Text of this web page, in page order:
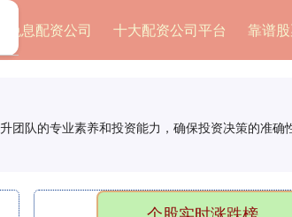
免息配资公司 十大配资公司平台 靠谱
团队的专业素养和投资能力，确保投资决策的准确